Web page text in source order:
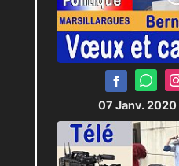
07 Janv. 2020